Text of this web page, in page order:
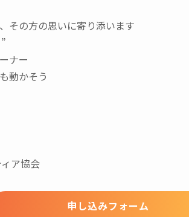
その方の思いに寄り添います
ナー
動かそう
ア協会
申し込みフォーム